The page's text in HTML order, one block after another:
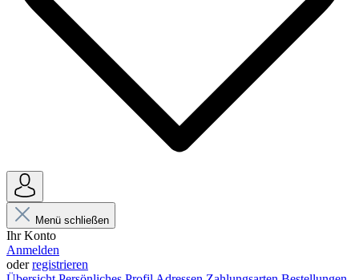
Menü schließen
Ihr Konto
Anmelden
oderregistrieren